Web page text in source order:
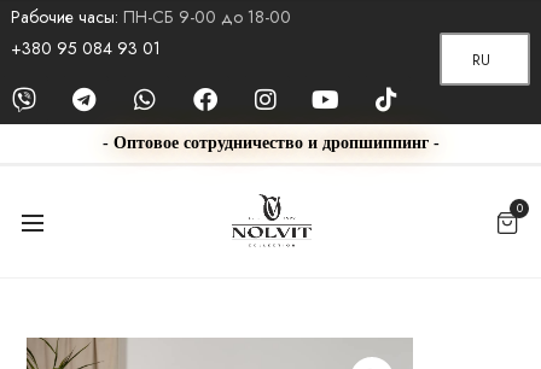
Рабочие часы: ПН-СБ 9-00 до 18-00
RU
+380 95 084 93 01
- Оптовое сотрудничество и дропшиппинг -
0